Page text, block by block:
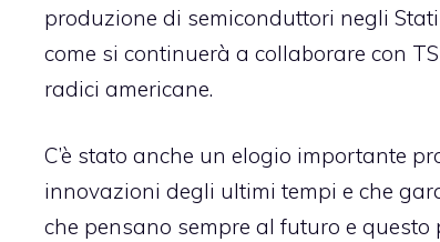
produzione di semiconduttori negli
come si continuerà a collaborare con
radici americane.
C’è stato anche un elogio importante
innovazioni degli ultimi tempi e che
che pensano sempre al futuro e